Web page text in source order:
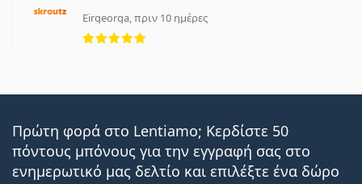
Eirgeorga, πριν 10 ημέρες
5 αξιολογήσεις από 5
Πρώτη φορά στο Lentiamo; Κερδίστε 50
πόντους μπόνους για την εγγραφή σας στο
ενημερωτικό μας δελτίο και επιλέξτε ένα δώρο